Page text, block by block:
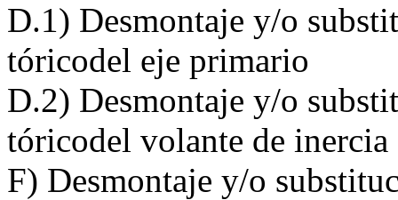
D.1) Desmontaje y/o
tóricodel eje primario
D.2) Desmontaje y/o
tóricodel volante de inercia
F) Desmontaje y/o